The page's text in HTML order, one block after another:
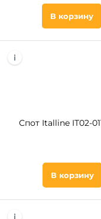
В корзину
Спот Italline IT02-
В корзину